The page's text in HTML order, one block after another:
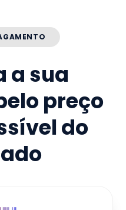
a sua
preço
do